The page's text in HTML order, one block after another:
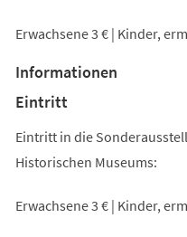
Erwachsene 3 € | Kinder,
Informationen
Eintritt
Eintritt in die
Historischen Museums:
Erwachsene 3 € | Kinder,